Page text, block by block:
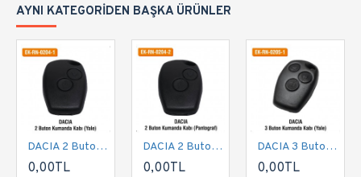
AYNI KATEGORIDEN BAŞKA ÜRÜNLER
DACIA 2 Buton Kumanda Kabı (Yale) | EK-RN-0204-1
0,00TL
DACIA 2 Buton Kumanda Kabı (Pantograf) | EK-RN-0204-2
0,00TL
DACIA 3 Buton Kumanda Kabı (Yale) | EK-RN-0205-1
0,00TL